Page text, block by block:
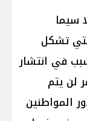
سيما
تشكل
في انتشار
لن يتم
المواطنين